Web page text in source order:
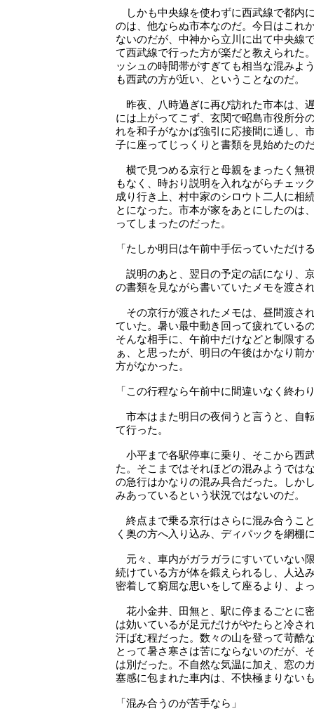
しかも中央線を使わずに西武線で都内
のは、他ならぬ市本なのだ。今日はこれ
ないのだが、中神から立川に出て中央線
て西武線で行った方が楽だと教えられた
ッシュの時間帯がすぎても相当な混みよ
も西武の方が近い、ということなのだ。
昨夜、八時過ぎに再び訪れた市本は、
には上がってこず、玄関で昭島市役所分
れを和子がなかば強引に応接間に通し、
子に座ってじっくりと書類を見始めたの
横で見つめる京行と母親をまったく無
もなく、時おり説明を入れながらチェッ
成り行き上、村中家のシロウト二人に相
とになった。市本が家をあとにしたのは
ってしまったのだった。
「たしか明日は午前中手伝っていただけ
説明のあと、翌日の予定の話になり、
の書類を見ながら書いていたメモを渡さ
その京行が渡されたメモは、昼間渡さ
ていた。暑い最中動き回って疲れている
そんな相手に、午前中だけなどと制限す
ぁ、と思ったが、明日の午後はかなり前
方がなかった。
「この行程なら午前中に間違いなく終わ
市本はまた明日の夜伺うと言うと、自
て行った。
小平まで各駅停車に乗り、そこから西
た。そこまではそれほどの混みようでは
の急行はかなりの混み具合だった。しか
みあっているという状況ではないのだ。
終点まで乗る京行はさらに混み合うこ
く奥の方へ入り込み、ディパックを網棚
元々、車内がガラガラにすいていない
続けている方が体を鍛えられるし、人込
密着して窮屈な思いをして座るより、よ
花小金井、田無と、駅に停まるごとに
は効いているが足元だけがやたらと冷さ
汗ばむ程だった。数々の山を登って苛酷
とって暑さ寒さは苦にならないのだが、
は別だった。不自然な気温に加え、窓の
塞感に包まれた車内は、不快極まりない
「混み合うのが苦手なら」